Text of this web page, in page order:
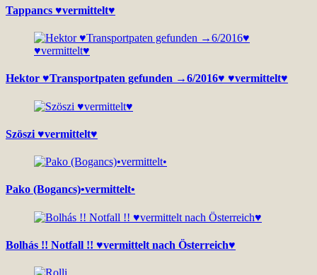
Tappancs ♥vermittelt♥
Hektor ♥Transportpaten gefunden →6/2016♥ ♥vermittelt♥
Szöszi ♥vermittelt♥
Pako (Bogancs)•vermittelt•
Bolhás !! Notfall !! ♥vermittelt nach Österreich♥